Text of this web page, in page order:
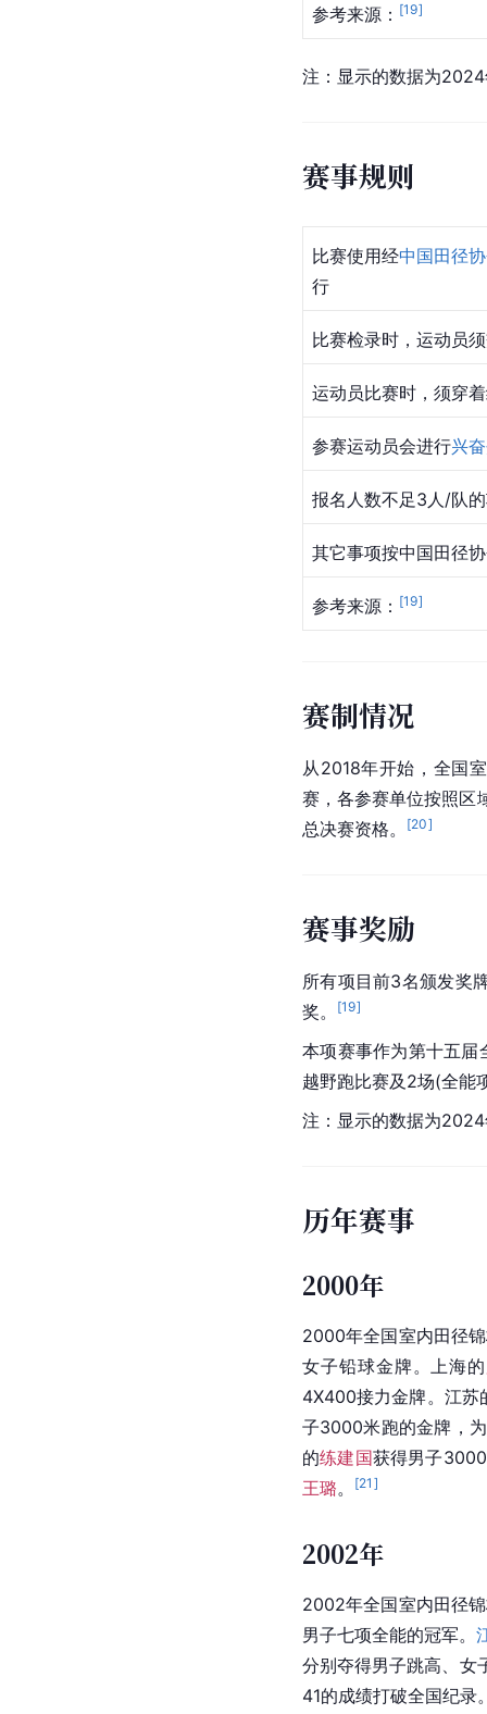
参考来源： [19]
注：显示的数据为
赛事规则
比赛使用经中国田径
行
比赛检录时，运动员
运动员比赛时，须穿
参赛运动员会进行兴
报名人数不足3人/队
其它事项按中国田径
参考来源： [19]
赛制情况
从2018年开始，全国
赛，各参赛单位按照区
总决赛资格。
[20]
赛事奖励
所有项目前3名颁发奖
奖。
[19]
本项赛事作为第十五
越野跑比赛及2场(全能
注：显示的数据为
历年赛事
2000年
2000年全国室内田径
女子铅球金牌。上海的
4X400接力金牌。江苏
子3000米跑的金牌，为
的练建国获得男子
王璐。 [21 ]
2002年
2002年全国室内田径
男子七项全能的冠军。
分别夺得男子跳高、女
41的成绩打破全国纪录